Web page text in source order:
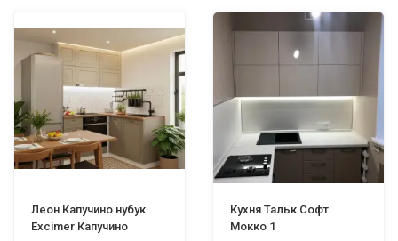
Леон Капучино нубук
Excimer Капучино
Кухня Тальк Софт
Мокко 1